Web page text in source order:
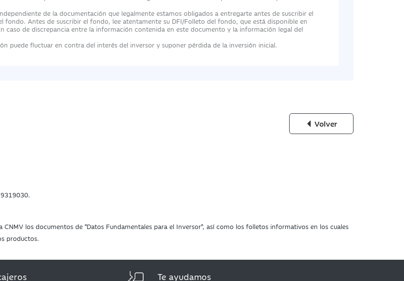
de la documentación que legalmente estamos obligados a entregarte antes de suscribir el
Antes de suscribir el fondo, lee atentamente su DFI/Folleto del fondo, que está disponible en
caso de discrepancia entre la información contenida en este documento y la información legal del
puede fluctuar en contra del interés del inversor y suponer pérdida de la inversión inicial.
Volver
los documentos de "Datos Fundamentales para el Inversor", así como los folletos informativos en los cuales
productos.
Te ayudamos